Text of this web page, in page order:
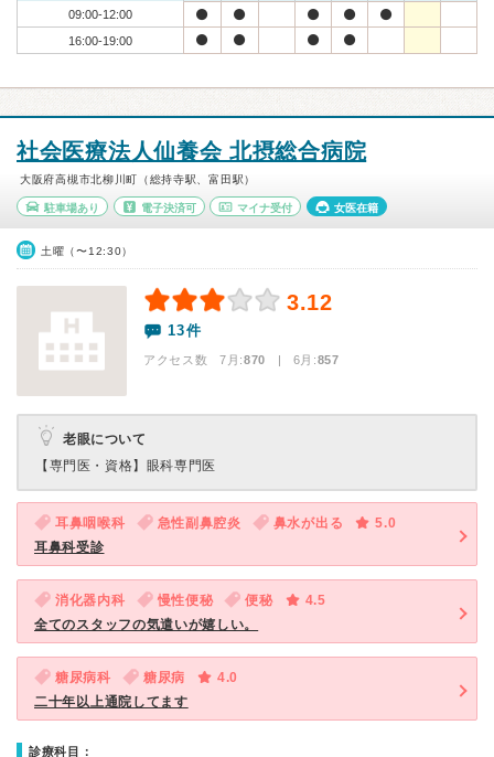
09:00-12:00
16:00-19:00
社会医療法人仙養会 北摂総合病院
大阪府高槻市北柳川町（総持寺駅、富田駅）
駐車場あり 電子決済可 マイナ受付 女医在籍
土曜（〜12:30）
3.12
13件
アクセス数 7月:870 | 6月:857
老眼について
【専門医・資格】 眼科専門医
耳鼻咽喉科 急性副鼻腔炎 鼻水が出る
5.0
耳鼻科受診
消化器内科 慢性便秘 便秘
4.5
全てのスタッフの気遣いが嬉しい。
糖尿病科 糖尿病
4.0
二十年以上通院してます
診療科目：